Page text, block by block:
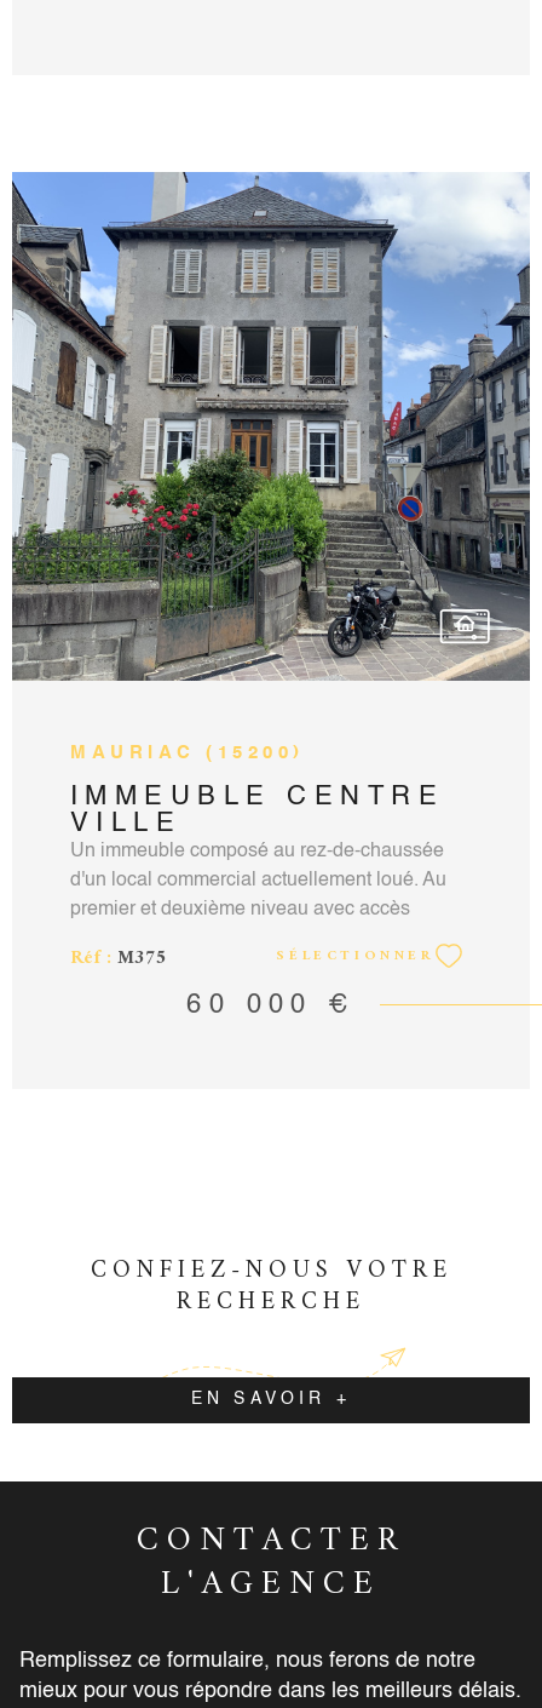
honoraires charges vendeur sur notre site
accord-immobilier15.com.
MAURIAC (15200)
IMMEUBLE CENTRE
VILLE
Un immeuble composé au rez-de-chaussée
d'un local commercial actuellement loué. Au
premier et deuxième niveau avec accès
pièce de vie, 4 chambres, terrasse, grenier).
contact: Vincent martin-Noille agent
Réf : M375 SÉLECTIONNER
60 000 €
VOIR LE BIEN
CONFIEZ-NOUS VOTRE
RECHERCHE
EN SAVOIR +
CONTACTER
L'AGENCE
Remplissez ce formulaire, nous ferons de notre
mieux pour vous répondre dans les meilleurs délais.